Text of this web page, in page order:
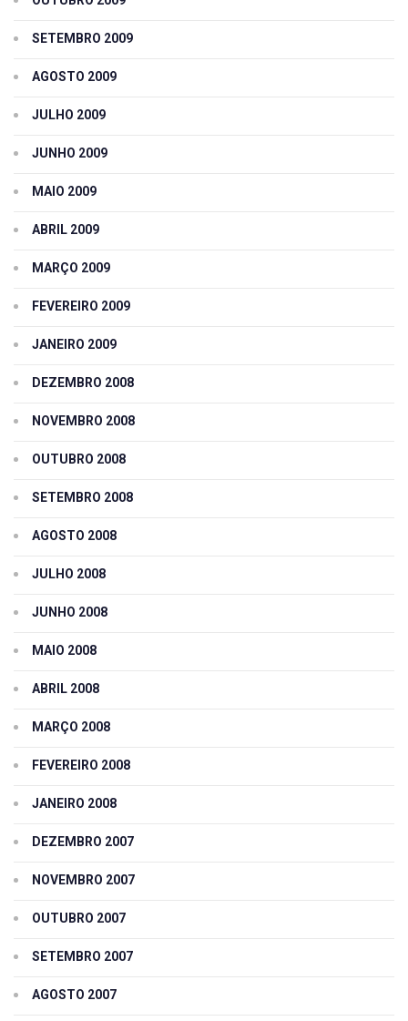
SETEMBRO 2009
AGOSTO 2009
JULHO 2009
JUNHO 2009
MAIO 2009
ABRIL 2009
MARÇO 2009
FEVEREIRO 2009
JANEIRO 2009
DEZEMBRO 2008
NOVEMBRO 2008
OUTUBRO 2008
SETEMBRO 2008
AGOSTO 2008
JULHO 2008
JUNHO 2008
MAIO 2008
ABRIL 2008
MARÇO 2008
FEVEREIRO 2008
JANEIRO 2008
DEZEMBRO 2007
NOVEMBRO 2007
OUTUBRO 2007
SETEMBRO 2007
AGOSTO 2007